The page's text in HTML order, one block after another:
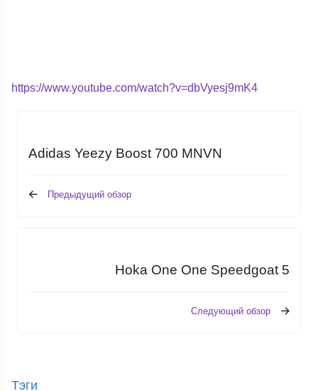
https://www.youtube.com/watch?v=dbVyesj9mK4
Adidas Yeezy Boost 700 MNVN
Предыдущий обзор
Hoka One One Speedgoat 5
Следующий обзор
Тэги